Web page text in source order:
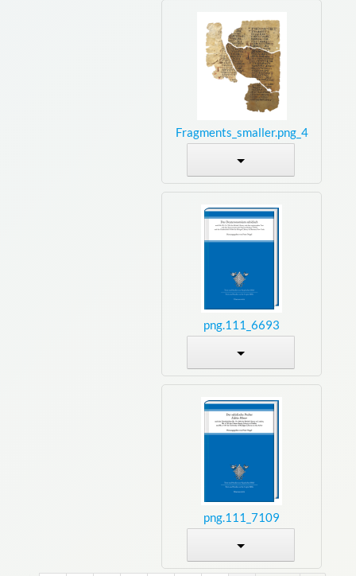
4_Fragments_smaller.png
6693_111.png
7109_111.png